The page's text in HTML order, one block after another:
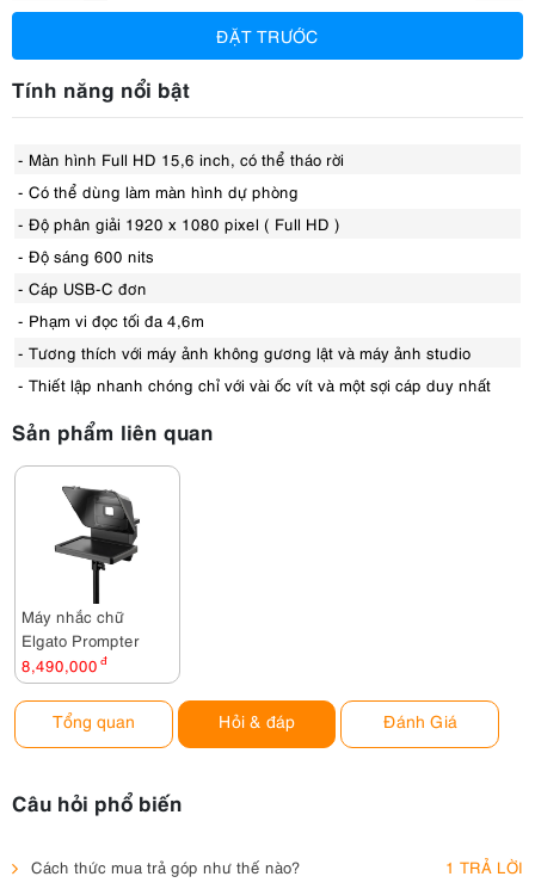
ĐẶT TRƯỚC
Tính năng nổi bật
- Màn hình Full HD 15,6 inch, có thể tháo rời
- Có thể dùng làm màn hình dự phòng
- Độ phân giải 1920 x 1080 pixel ( Full HD )
- Độ sáng 600 nits
- Cáp USB-C đơn
- Phạm vi đọc tối đa 4,6m
- Tương thích với máy ảnh không gương lật và máy ảnh studio
- Thiết lập nhanh chóng chỉ với vài ốc vít và một sợi cáp duy nhất
Sản phẩm liên quan
Máy nhắc chữ
Elgato Prompter
8,490,000 đ
Tổng quan Hỏi & đáp Đánh Giá
Câu hỏi phổ biến
Cách thức mua trả góp như thế nào?
1 TRẢ LỜI